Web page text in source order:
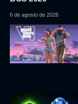
6 de agosto de 2026